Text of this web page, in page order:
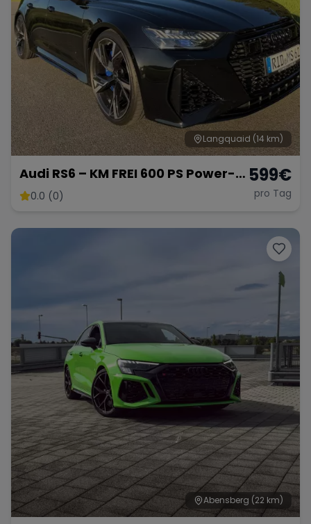
Langquaid (14 km)
Audi RS6 – KM FREI 600 PS Power-
Kombi
0.0 (0)
599€
pro Tag
Abensberg (22 km)